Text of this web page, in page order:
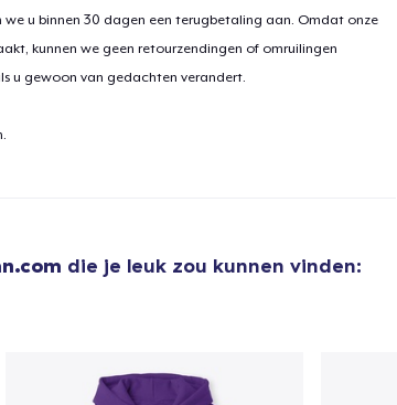
u binnen 30 dagen een terugbetaling aan. Omdat onze
kunnen we geen retourzendingen of omruilingen
u gewoon van gedachten verandert.
die je leuk zou kunnen vinden:
item aan winkelwagen toegevoegd